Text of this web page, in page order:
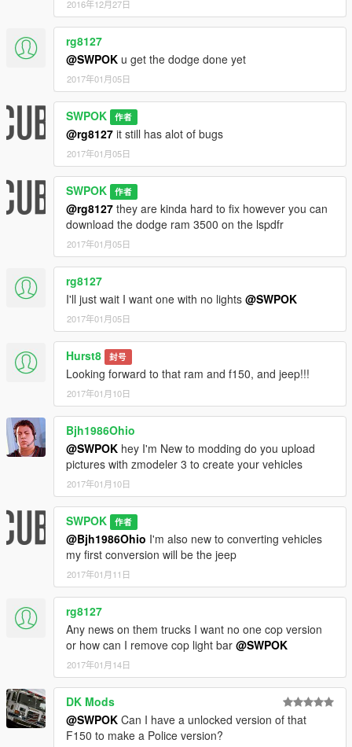
2016年12月27日
rg8127
@SWPOK u get the dodge done yet
2017年01月05日
SWPOK 作者
@rg8127 it still has alot of bugs
2017年01月05日
SWPOK 作者
@rg8127 they are kinda hard to fix however you can
download the dodge ram 3500 on the lspdfr
2017年01月05日
rg8127
I'll just wait I want one with no lights @SWPOK
2017年01月05日
Hurst8 封号
Looking forward to that ram and f150, and jeep!!!
2017年01月10日
Bjh1986Ohio
@SWPOK hey I'm New to modding do you upload
pictures with zmodeler 3 to create your vehicles
2017年01月10日
SWPOK 作者
@Bjh1986Ohio I'm also new to converting vehicles
my first conversion will be the jeep
2017年01月11日
rg8127
Any news on them trucks I want no one cop version
or how can I remove cop light bar @SWPOK
2017年01月14日
DK Mods
@SWPOK Can I have a unlocked version of that
F150 to make a Police version?